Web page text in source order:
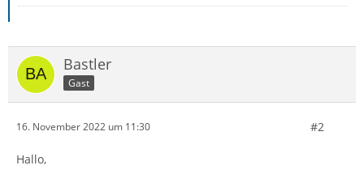
Bastler
Gast
16. November 2022 um 11:30 #2
Hallo,